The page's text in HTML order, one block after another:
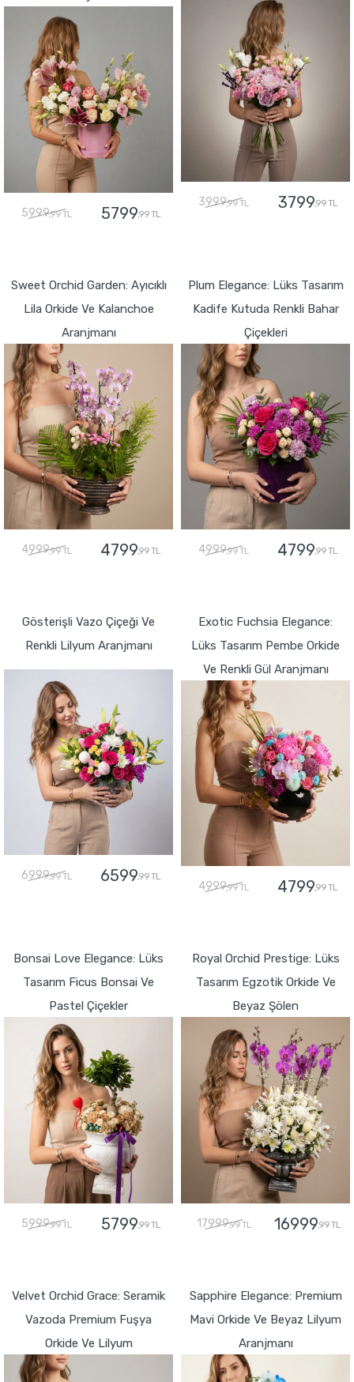
5999,99 TL 5799,99 TL
3999,99 TL 3799,99 TL
Sweet Orchid Garden: Ayıcıklı
Lila Orkide Ve Kalanchoe
Aranjmanı
4999,99 TL 4799,99 TL
Plum Elegance: Lüks Tasarım
Kadife Kutuda Renkli Bahar
Çiçekleri
4999,99 TL 4799,99 TL
Gösterişli Vazo Çiçeği Ve
Renkli Lilyum Aranjmanı
6999,99 TL 6599,99 TL
Exotic Fuchsia Elegance:
Lüks Tasarım Pembe Orkide
Ve Renkli Gül Aranjmanı
4999,99 TL 4799,99 TL
Bonsai Love Elegance: Lüks
Tasarım Ficus Bonsai Ve
Pastel Çiçekler
5999,99 TL 5799,99 TL
Royal Orchid Prestige: Lüks
Tasarım Egzotik Orkide Ve
Beyaz Şölen
17999,99 TL 16999,99 TL
Velvet Orchid Grace: Seramik
Vazoda Premium Fuşya
Orkide Ve Lilyum
Sapphire Elegance: Premium
Mavi Orkide Ve Beyaz Lilyum
Aranjmanı